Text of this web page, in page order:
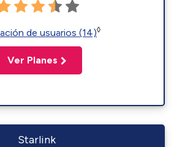
de usuarios (14)◊
Ver Planes
Starlink